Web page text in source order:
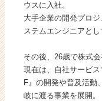
ス
ト
く
ウスに入社。
大手企業の開発プロ
ステムエンジニアとし
その後、26歳で株式
現在は、自社サービ
F』の開発や普及活動
岐に渡る事業を展開。